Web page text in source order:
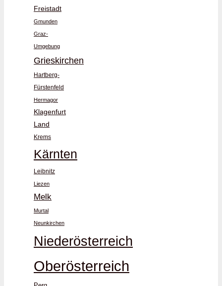
Freistadt
Gmunden
Graz-
Umgebung
Grieskirchen
Hartberg-
Fürstenfeld
Hermagor
Klagenfurt
Land
Krems
Kärnten
Leibnitz
Liezen
Melk
Murtal
Neunkirchen
Niederösterreich
Oberösterreich